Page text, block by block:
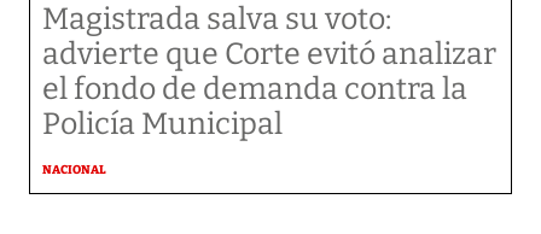
Magistrada salva su voto:
advierte que Corte evitó analizar
el fondo de demanda contra la
Policía Municipal
NACIONAL